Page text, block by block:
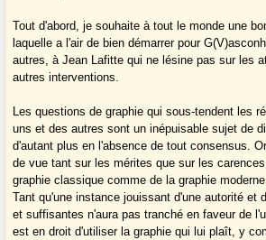
Tout d'abord, je souhaite à tout le monde une
laquelle a l'air de bien démarrer pour
autres, à Jean Lafitte qui ne lésine pas sur les
autres interventions.
Les questions de graphie qui sous-tendent les
uns et des autres sont un inépuisable sujet de
d'autant plus en l'absence de tout consensus.
de vue tant sur les mérites que sur les
graphie classique comme de la graphie
Tant qu'une instance jouissant d'une autorité et
et suffisantes n'aura pas tranché en faveur de
est en droit d'utiliser la graphie qui lui plaît, y